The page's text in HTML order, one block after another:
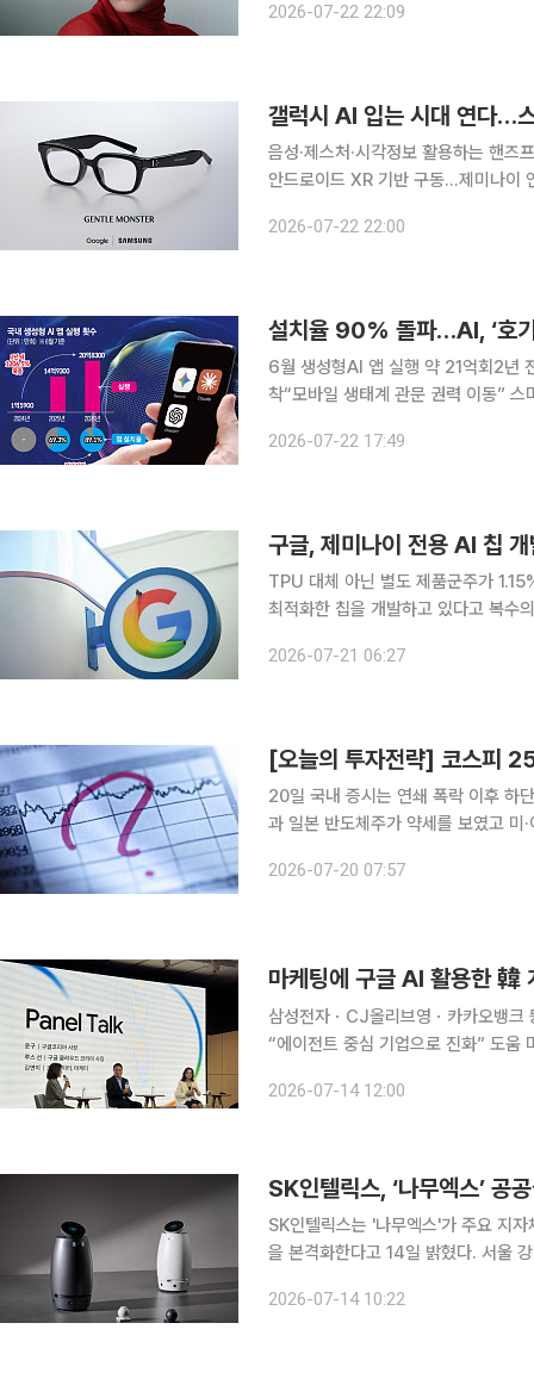
'2026 갤럭시 언팩' 행사에서 구글과
2026-07-22 22:09
음성·제스처·시각정보 활용하는 핸
안드로이드 XR 기반 구동…제미나이 연동 AI 기능 지원 삼성전자
아이웨어’를 공개하며 새로운 모바일
2026-07-22 22:00
설치율 90% 돌파…AI, ‘호기
6월 생성형AI 앱 실행 약 21억회2년
착“모바일 생태계 관문 권력 이동” 스마트폰 이용자 10명 중 9명이 챗GPT, 에이닷 등 생성형 인공
2년 전 '신기한 장난감' 수준에 머물렀
2026-07-22 17:49
구글, 제미나이 전용 AI 칩
TPU 대체 아닌 별도 제품군주가 1.15% 상승 마감 알파벳 산하 구글이
최적화한 칩을 개발하고 있다고 복수
퓨팅 용량 부족 문제를 해결하는 것을
2026-07-21 06:27
20일 국내 증시는 연쇄 폭락 이후 하
과 일본 반도체주가 약세를 보였고 미
미국 빅테크와 국내 주요 기업 실적이
2026-07-20 07:57
삼성전자ㆍCJ올리브영ㆍ카카오뱅크
“에이전트 중심 기업으로 진화” 도움 마케팅에 AI를 도입하는 걸 고민하던 국내 한 게임사를 설득한
아 사장은 14일 서울 신라호텔에서
2026-07-14 12:00
SK인텔릭스, ‘나무엑스’ 공
SK인텔릭스는 '나무엑스'가 주요 지
을 본격화한다고 14일 밝혔다. 서울 강남구가 주관하는 ‘제3회 강남구 로봇(AI) 테스트베드 공모사
업’을 추진한다. 이번 실증은 강남구
2026-07-14 10:22